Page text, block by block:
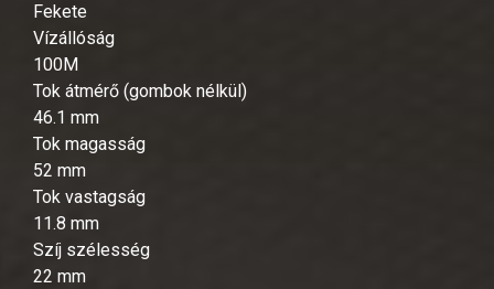
Fekete
Vízállóság
100M
Tok átmérő (gombok nélkül)
46.1 mm
Tok magasság
52 mm
Tok vastagság
11.8 mm
Szíj szélesség
22 mm